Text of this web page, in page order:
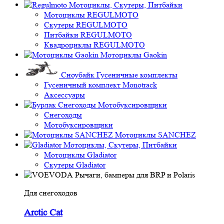
Мотоциклы, Скутеры, Питбайки
Мотоциклы REGULMOTO
Скутеры REGULMOTO
Питбайки REGULMOTO
Квадроциклы REGULMOTO
Мотоциклы Gaokin
Сноубайк Гусеничные комплекты
Гусеничный комплект Monotrack
Аксессуары
Снегоходы Мотобуксировщики
Снегоходы
Мотобуксировщики
Мотоциклы SANCHEZ
Мотоциклы, Скутеры, Питбайки
Мотоциклы Gladiator
Скутеры Gladiator
Рычаги, бамперы для BRP и Polaris
Для снегоходов
Arctic Cat